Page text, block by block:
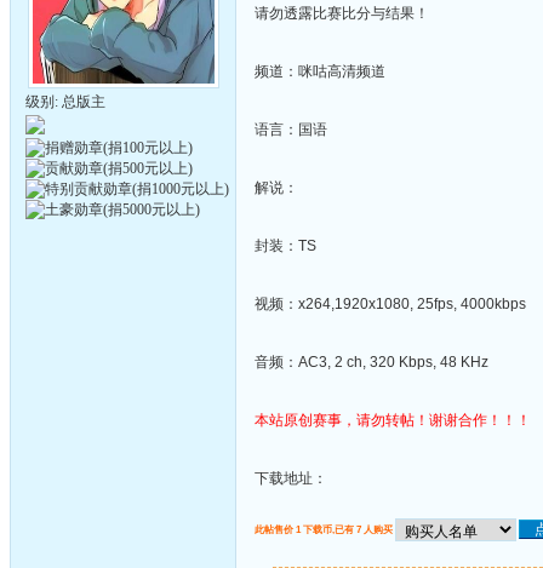
级别: 总版主
请勿透露比赛比分与结果！
频道：咪咕高清频道
语言：国语
解说：
封装：TS
视频：x264,1920x1080, 25fps, 4000kbps
音频：AC3, 2 ch, 320 Kbps, 48 KHz
本站原创赛事，请勿转帖！谢谢合作！！！
下载地址：
此帖售价 1 下载币,已有 7 人购买